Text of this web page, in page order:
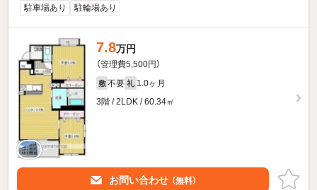
駐車場あり 駐輪場あり
7.8万円
（管理費5,500円）
敷 不要 礼 1.0ヶ月
3階 / 2LDK / 60.34㎡
お問い合わせ （無料）